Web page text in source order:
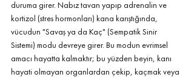
duruma girer. Nabız tavan yapıp adrenalin ve
kortizol (stres hormonları) kana karıştığında,
vücudun "Savaş ya da Kaç" (Sempatik Sinir
Sistemi) modu devreye girer. Bu modun evrimsel
amacı hayatta kalmaktır; bu yüzden beyin, kanı
hayati olmayan organlardan çekip, kaçmak veya